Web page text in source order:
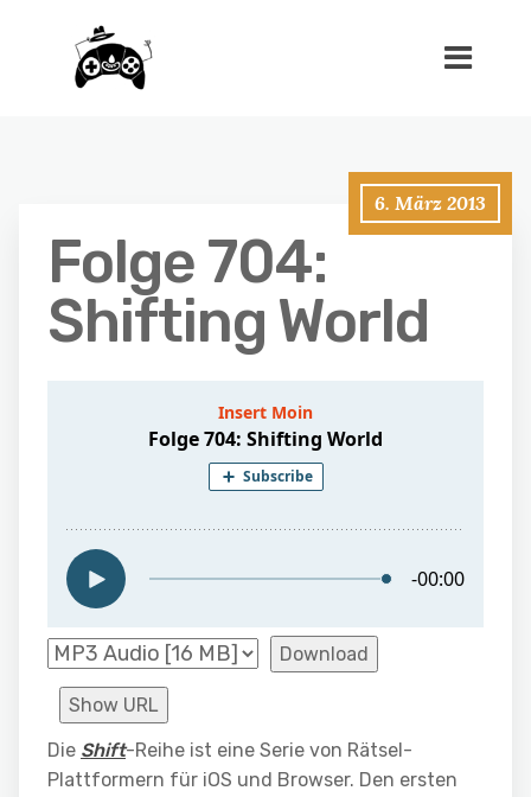
6. März 2013
Folge 704:
Shifting World
Download
Show URL
Die Shift-Reihe ist eine Serie von Rätsel-
Plattformern für iOS und Browser. Den ersten